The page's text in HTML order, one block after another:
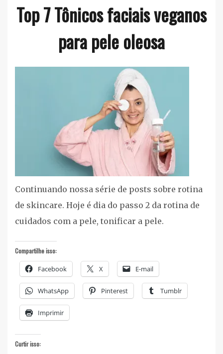
Sena
Silva
Top 7 Tônicos faciais veganos
para pele oleosa
Rosto
Continuando nossa série de posts sobre rotina
de skincare. Hoje é dia do passo 2 da rotina de
cuidados com a pele, tonificar a pele.
Compartilhe isso:
Facebook X E-mail
WhatsApp Pinterest Tumblr
Imprimir
Curtir isso: